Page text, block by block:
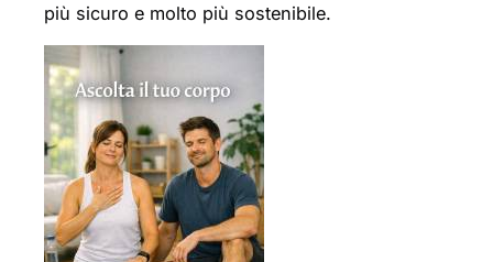
più sicuro e molto più sostenibile.